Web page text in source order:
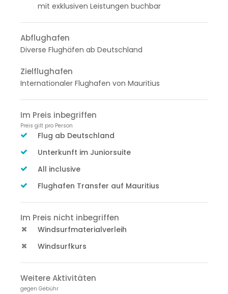
mit exklusiven Leistungen buchbar
Abflughafen
Diverse Flughäfen ab Deutschland
Zielflughafen
Internationaler Flughafen von Mauritius
Im Preis inbegriffen
Preis gilt pro Person
Flug ab Deutschland
Unterkunft im Juniorsuite
All inclusive
Flughafen Transfer auf Mauritius
Im Preis nicht inbegriffen
Windsurfmaterialverleih
Windsurfkurs
Weitere Aktivitäten
gegen Gebühr